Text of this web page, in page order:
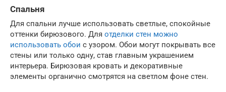
Спальня
Для спальни лучше использовать светлые, спокойные
оттенки бирюзового. Для отделки стен можно
использовать обои с узором. Обои могут покрывать все
стены или только одну, став главным украшением
интерьера. Бирюзовая кровать и декоративные
элементы органично смотрятся на светлом фоне стен.